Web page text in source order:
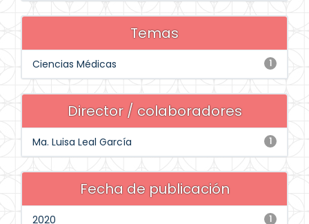
Temas
1
Ciencias Médicas
Director / colaboradores
1
Ma. Luisa Leal García
Fecha de publicación
1
2020